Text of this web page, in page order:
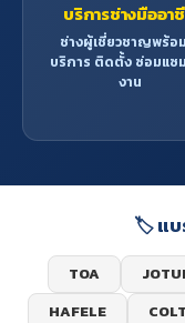
บริการช่างมืออา
ช่างผู้เชี่ยวชาญพร้อ
บริการ ติดตั้ง ซ่อมแซ
งาน
🏷️ แบ
TOA
HAFELE
COLT